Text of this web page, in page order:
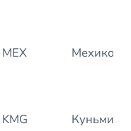
MEX Мехико
KMG Куньмин